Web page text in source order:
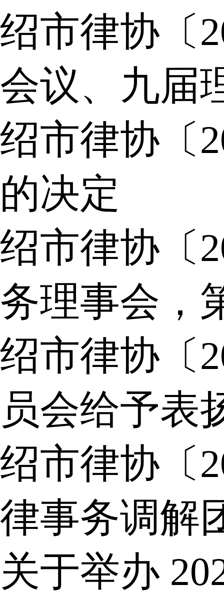
绍市律协〔
会议、九届
绍市律协〔
的决定
绍市律协〔
务理事会，
绍市律协〔
员会给予表
绍市律协〔
律事务调解
关于举办